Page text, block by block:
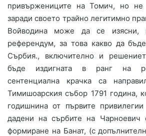
привържениците на Томич, но
заради своето трайно легитимно
Войводина може да се изясни,
референдум, за това какво да
Сърбия., включително и
бъде издигната в ранг на
сентенциална крачка са
Тимишоарския събор 1791 година,
годишнина от първите
дадени на сърбите на Чарноевич
формиране на Банат, (с